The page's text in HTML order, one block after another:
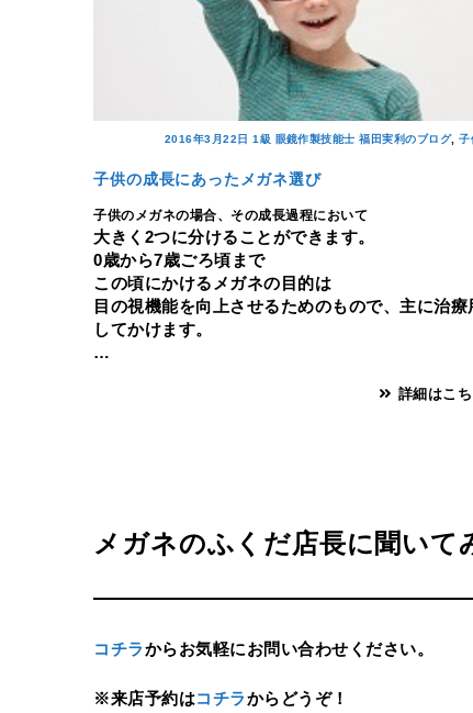
2016年3月22日 1級 眼鏡作製技能士 福田実利のブログ,子
子供の成長にあったメガネ選び
子供のメガネの場合、その成長過程において
大きく2つに分けることができます。
0歳から7歳ごろ頃まで
この頃にかけるメガネの目的は
目の視機能を向上させるためのもので、主に治療
してかけます。
…
詳細はこ
メガネのふくだ店長に聞いて
コチラからお気軽にお問い合わせください。
※来店予約はコチラからどうぞ！